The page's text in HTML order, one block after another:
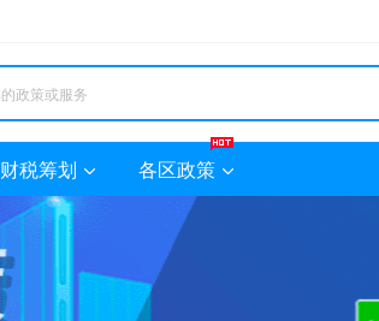
财税筹划 各区政策